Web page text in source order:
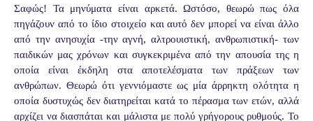
Σαφώς! Τα μηνύματα είναι αρκετά. Ωστόσο, θεωρώ πως όλα
πηγάζουν από το ίδιο στοιχείο και αυτό δεν μπορεί να είναι άλλο
από την ανησυχία -την αγνή, αλτρουιστική, ανθρωπιστική- των
παιδικών μας χρόνων και συγκεκριμένα από την απουσία της η
οποία είναι έκδηλη στα αποτελέσματα των πράξεων των
ανθρώπων. Θεωρώ ότι γεννιόμαστε ως μία άρρηκτη ολότητα η
οποία δυστυχώς δεν διατηρείται κατά το πέρασμα των ετών, αλλά
αρχίζει να διασπάται και μάλιστα με πολύ γρήγορους ρυθμούς. Το